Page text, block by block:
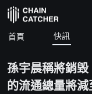
首頁 快訊
孫宇晨稱將銷
的流通總量將